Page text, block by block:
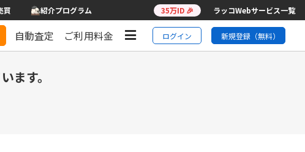
買 紹介プログラム 35万ID 🎉 ラッコWebサービス一覧
自動査定 ご利用料金 ログイン 新規登録（無料）
ます。